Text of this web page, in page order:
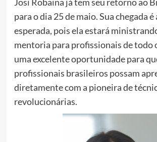
para o dia 25 de maio. Sua chegada
esperada, pois ela estará
mentoria para profissionais de todo
uma excelente oportunidade para
profissionais brasileiros possam
diretamente com a pioneira de
revolucionárias.